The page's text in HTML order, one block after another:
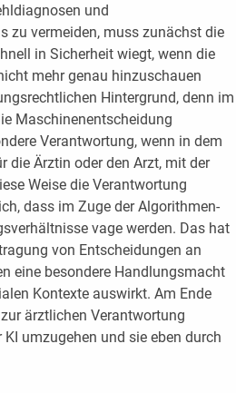
und
zu vermeiden, muss zunächst die
in Sicherheit wiegt, wenn die
mehr genau hinzuschauen
Hintergrund, denn im
Maschinenentscheidung
Verantwortung, wenn in dem
die Ärztin oder den Arzt, mit der
Weise die Verantwortung
dass im Zuge der Algorithmen-
vage werden. Das hat
von Entscheidungen an
eine besondere Handlungsmacht
Kontexte auswirkt. Am Ende
ärztlichen Verantwortung
umzugehen und sie eben durch